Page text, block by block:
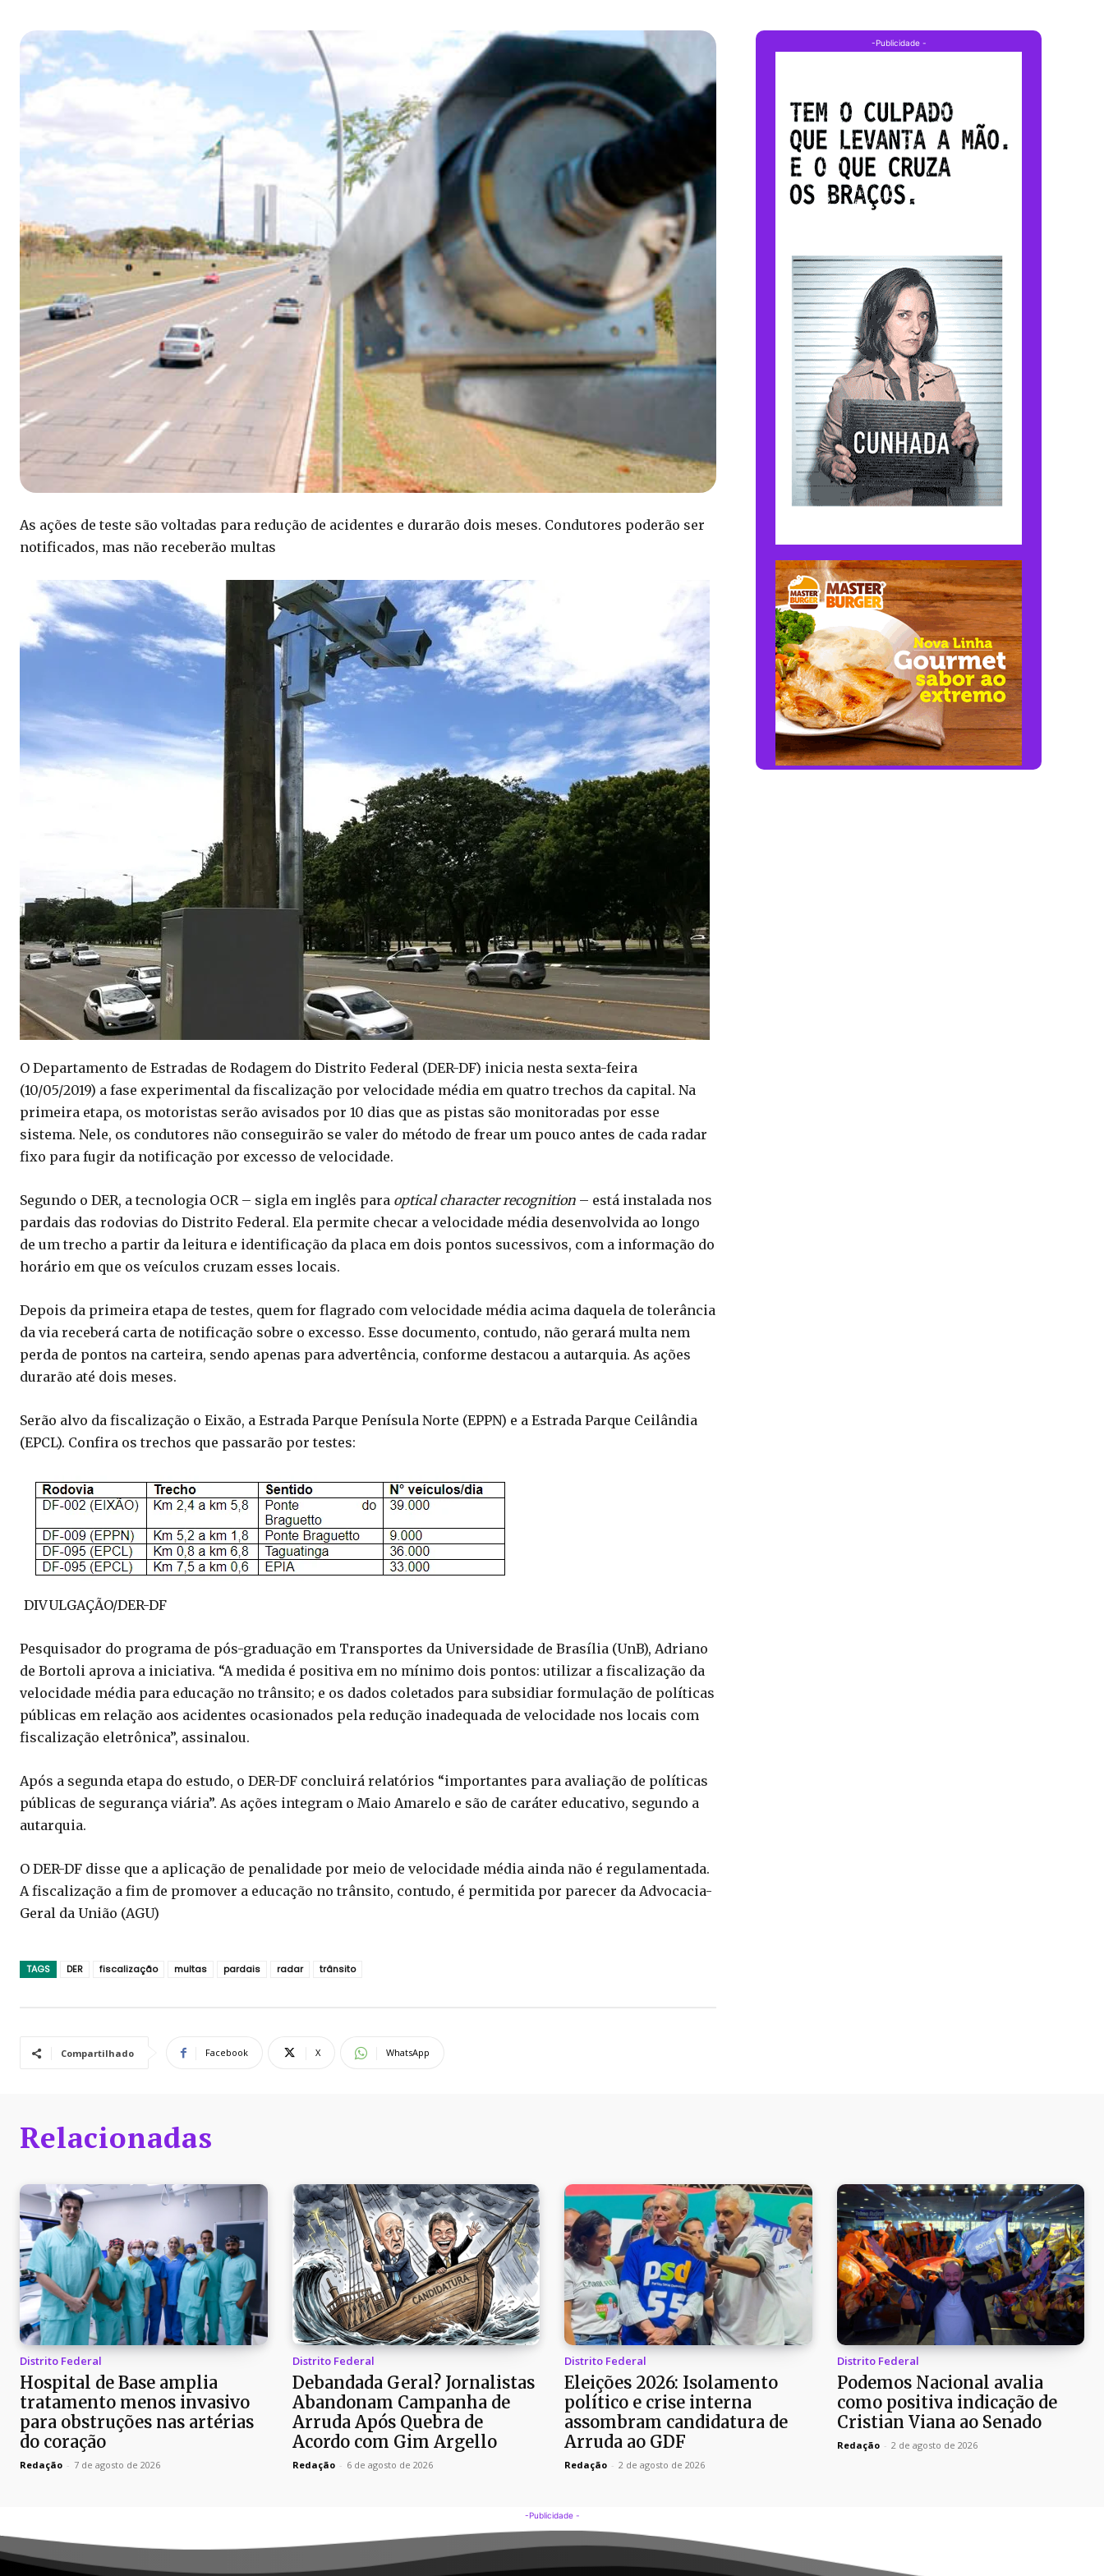
As ações de teste são voltadas para redução de acidentes e durarão dois meses. Condutores poderão ser
notificados, mas não receberão multas
O Departamento de Estradas de Rodagem do Distrito Federal (DER-DF) inicia nesta sexta-feira
(10/05/2019) a fase experimental da fiscalização por velocidade média em quatro trechos da capital. Na
primeira etapa, os motoristas serão avisados por 10 dias que as pistas são monitoradas por esse
sistema. Nele, os condutores não conseguirão se valer do método de frear um pouco antes de cada radar
fixo para fugir da notificação por excesso de velocidade.
Segundo o DER, a tecnologia OCR – sigla em inglês para optical character recognition – está instalada nos
pardais das rodovias do Distrito Federal. Ela permite checar a velocidade média desenvolvida ao longo
de um trecho a partir da leitura e identificação da placa em dois pontos sucessivos, com a informação do
horário em que os veículos cruzam esses locais.
Depois da primeira etapa de testes, quem for flagrado com velocidade média acima daquela de tolerância
da via receberá carta de notificação sobre o excesso. Esse documento, contudo, não gerará multa nem
perda de pontos na carteira, sendo apenas para advertência, conforme destacou a autarquia. As ações
durarão até dois meses.
Serão alvo da fiscalização o Eixão, a Estrada Parque Penísula Norte (EPPN) e a Estrada Parque Ceilândia
(EPCL). Confira os trechos que passarão por testes:
DIVULGAÇÃO/DER-DF
Pesquisador do programa de pós-graduação em Transportes da Universidade de Brasília (UnB), Adriano
de Bortoli aprova a iniciativa. “A medida é positiva em no mínimo dois pontos: utilizar a fiscalização da
velocidade média para educação no trânsito; e os dados coletados para subsidiar formulação de políticas
públicas em relação aos acidentes ocasionados pela redução inadequada de velocidade nos locais com
fiscalização eletrônica”, assinalou.
Após a segunda etapa do estudo, o DER-DF concluirá relatórios “importantes para avaliação de políticas
públicas de segurança viária”. As ações integram o Maio Amarelo e são de caráter educativo, segundo a
autarquia.
O DER-DF disse que a aplicação de penalidade por meio de velocidade média ainda não é regulamentada.
A fiscalização a fim de promover a educação no trânsito, contudo, é permitida por parecer da Advocacia-
Geral da União (AGU)
TAGS DER fiscalização multas pardais radar trânsito
Compartilhado Facebook X WhatsApp
-Publicidade -
Relacionadas
Distrito Federal
Hospital de Base amplia
tratamento menos invasivo
para obstruções nas artérias
do coração
Redação - 7 de agosto de 2026
Distrito Federal
Debandada Geral? Jornalistas
Abandonam Campanha de
Arruda Após Quebra de
Acordo com Gim Argello
Redação - 6 de agosto de 2026
Distrito Federal
Eleições 2026: Isolamento
político e crise interna
assombram candidatura de
Arruda ao GDF
Redação - 2 de agosto de 2026
Distrito Federal
Podemos Nacional avalia
como positiva indicação de
Cristian Viana ao Senado
Redação - 2 de agosto de 2026
-Publicidade -